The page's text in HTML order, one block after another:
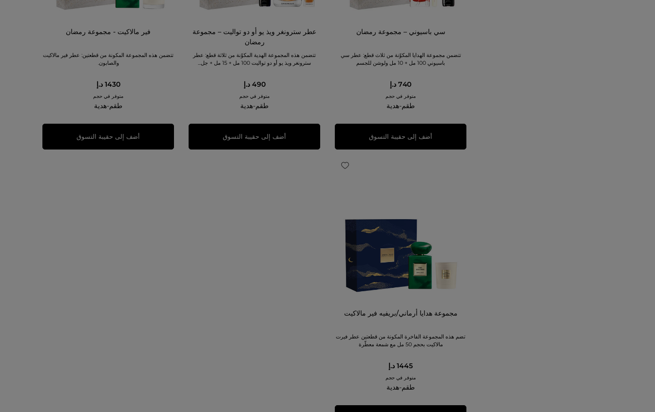
سي باسيوني – مجموعة رمضان
تتضمن مجموعة الهدايا المكوّنة من ثلاث قطع: عطر سي
باسيوني 100 مل + 10 مل ولوشن للجسم
740 د.إ
متوفر في حجم
طقم-هدية
أضف إلى حقيبة التسوق
عطر سترونغر ويذ يو أو دو تواليت – مجموعة
رمضان
تتضمن هذه المجموعة الهدية المكوّنة من ثلاثة قطع: عطر
سترونغر ويذ يو أو دو تواليت 100 مل + 15 مل + جل...
490 د.إ
متوفر في حجم
طقم-هدية
أضف إلى حقيبة التسوق
فير مالاكيت - مجموعة رمضان
تتضمن هذه المجموعة المكونة من قطعتين: عطر فير مالاكيت
والصابون.
1430 د.إ
متوفر في حجم
طقم-هدية
أضف إلى حقيبة التسوق
مجموعة هدايا أرماني/بريفيه فير مالاكيت
تضم هذه المجموعة الفاخرة المكونة من قطعتين عطر فيرت
مالاكيت بحجم 50 مل مع شمعة معطّرة
1445 د.إ
متوفر في حجم
طقم-هدية